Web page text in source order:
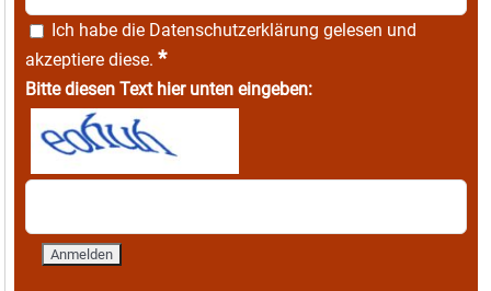
Ich habe die Datenschutzerklärung gelesen und
akzeptiere diese. *
Bitte diesen Text hier unten eingeben: